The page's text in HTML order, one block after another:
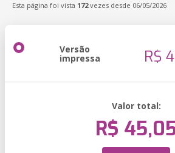
Esta página foi vista 172vezes desde 06/05/2026
Versão
impressa R$
Valor total:
R$